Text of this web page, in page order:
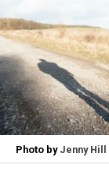
Photo by Jenny Hill